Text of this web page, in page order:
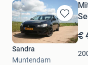
Bewaren
in
Mijn
Favorieten
€
Sandra
Muntendam